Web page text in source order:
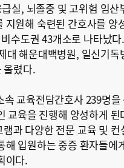
실, 뇌졸중 및 고위험 임
원해 숙련된 간호사를
수도권 43개소로 나타났
대 해운대백병원, 일신기
올렸다.
교육전담간호사 239명
교육을 진행해 양성하게
과 다양한 전문 교육 및
해 입원하는 중증 환자들에
이다.